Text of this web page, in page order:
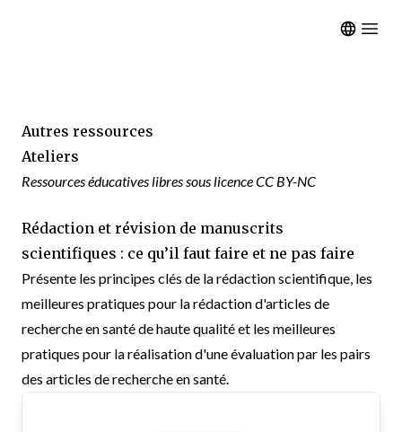
Open
Autres ressources
Ateliers
Ressources éducatives libres sous licence CC BY-NC
Rédaction et révision de manuscrits
scientifiques : ce qu’il faut faire et ne pas faire
Présente les principes clés de la rédaction scientifique, les
meilleures pratiques pour la rédaction d'articles de
recherche en santé de haute qualité et les meilleures
pratiques pour la réalisation d'une évaluation par les pairs
des articles de recherche en santé.